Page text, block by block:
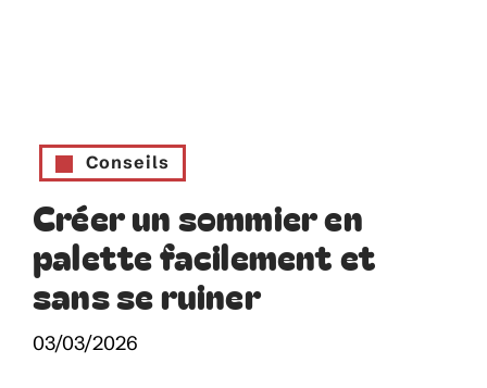
Conseils
Créer un sommier en
palette facilement et
sans se ruiner
03/03/2026